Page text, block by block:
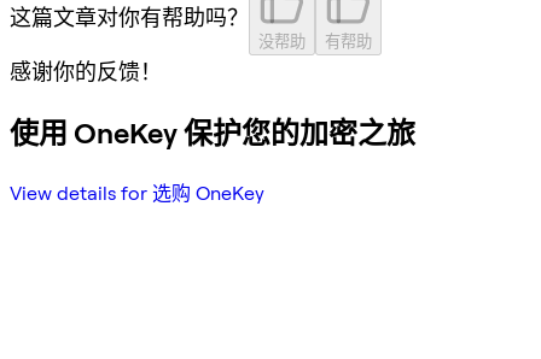
这篇文章对你有帮助吗？
没帮助 有帮助
感谢你的反馈！
使用 OneKey 保护您的加密之旅
View details for 选购 OneKey